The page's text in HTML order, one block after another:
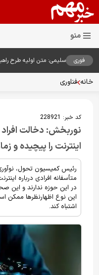
فوری
سلیمی: متن اولیه طرح
خانه فناوری
کد خبر: 228921
نوربخش: دخالت
اینترنت را پیچیده و
رئیس کمیسیون تحول، نوآوری
متأسفانه افرادی درباره
در این حوزه ندارند و این
این نوع اظهارنظرها ممکن
اشتباه کند.